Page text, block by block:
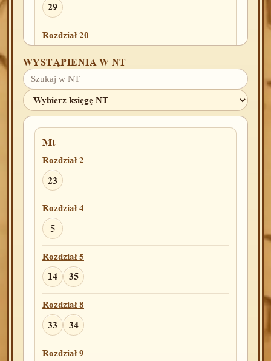
29
Rozdział 20
Rozdział 22
17
Rozdział 23
Rozdział 24
10 11 13 43 60
Rozdział 26
33
Rozdział 28
19
Rozdział 33
18
WYSTĄPIENIA W NT
Mt
Rozdział 2
23
Rozdział 4
5
Rozdział 5
14 35
Rozdział 8
33 34
Rozdział 9